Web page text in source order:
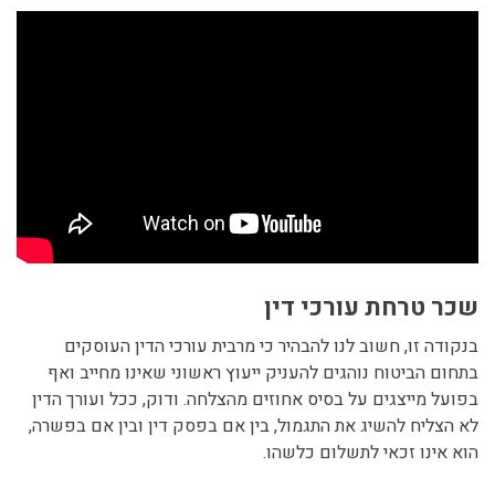
שכר טרחת עורכי דין
בנקודה זו, חשוב לנו להבהיר כי מרבית עורכי הדין העוסקים
בתחום הביטוח נוהגים להעניק ייעוץ ראשוני שאינו מחייב ואף
בפועל מייצגים על בסיס אחוזים מהצלחה. ודוק, ככל ועורך הדין
לא הצליח להשיג את התגמול, בין אם בפסק דין ובין אם בפשרה,
הוא אינו זכאי לתשלום כלשהו.